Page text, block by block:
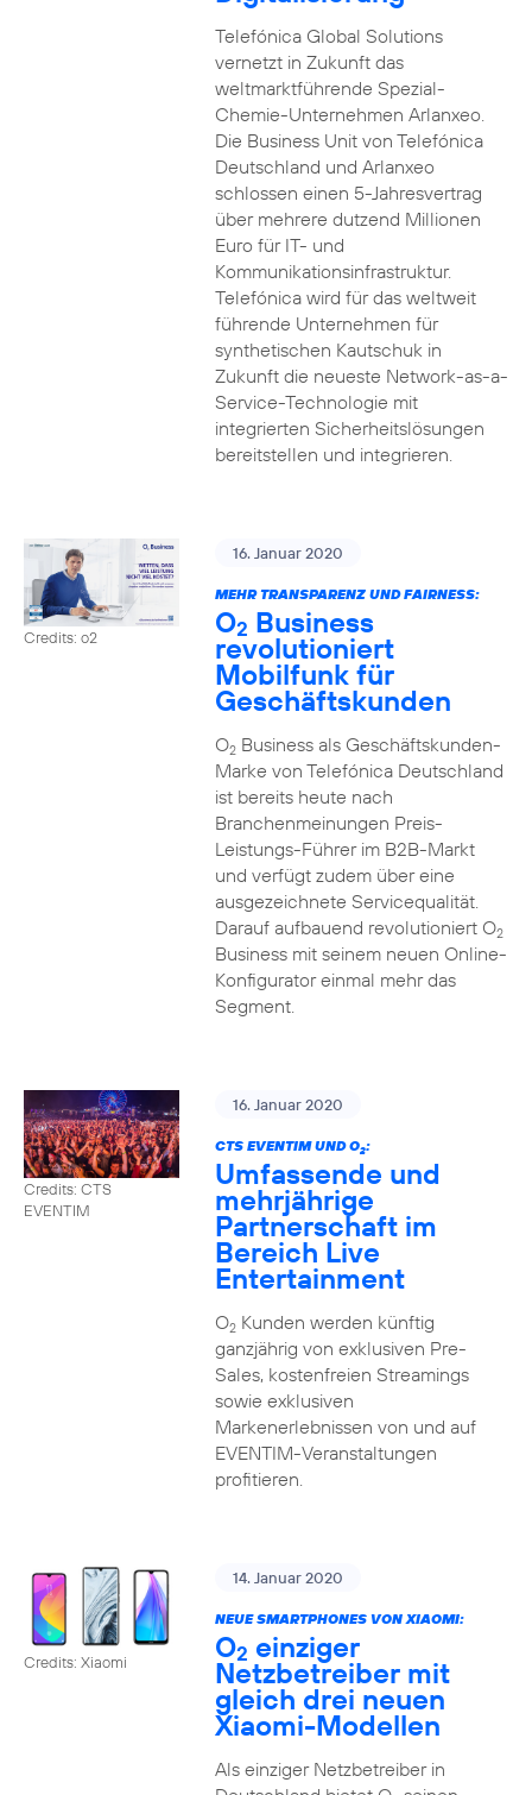
Telefónica Global Solutions
vernetzt in Zukunft das
weltmarktführende Spezial-
Chemie-Unternehmen Arlanxeo.
Die Business Unit von Telefónica
Deutschland und Arlanxeo
schlossen einen 5-Jahresvertrag
über mehrere dutzend Millionen
Euro für IT- und
Kommunikationsinfrastruktur.
Telefónica wird für das weltweit
führende Unternehmen für
synthetischen Kautschuk in
Zukunft die neueste Network-as-a-
Service-Technologie mit
integrierten Sicherheitslösungen
bereitstellen und integrieren.
Credits: o2
16. Januar 2020
MEHR TRANSPARENZ UND FAIRNESS:
O2 Business
revolutioniert
Mobilfunk für
Geschäftskunden
O2Business als Geschäftskunden-
Marke von Telefónica Deutschland
ist bereits heute nach
Branchenmeinungen Preis-
Leistungs-Führer im B2B-Markt
und verfügt zudem über eine
ausgezeichnete Servicequalität.
Darauf aufbauend revolutioniert O2
Business mit seinem neuen Online-
Konfigurator einmal mehr das
Segment.
Credits: CTS
EVENTIM
16. Januar 2020
CTS EVENTIM UND O2:
Umfassende und
mehrjährige
Partnerschaft im
Bereich Live
Entertainment
O2Kunden werden künftig
ganzjährig von exklusiven Pre-
Sales, kostenfreien Streamings
sowie exklusiven
Markenerlebnissen von und auf
EVENTIM-Veranstaltungen
profitieren.
Credits: Xiaomi
14. Januar 2020
NEUE SMARTPHONES VON XIAOMI:
O2 einziger
Netzbetreiber mit
gleich drei neuen
Xiaomi-Modellen
Als einziger Netzbetreiber in